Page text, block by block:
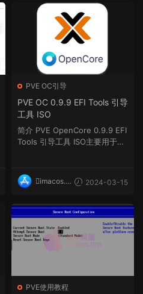
PVE OC引导
PVE OC 0.9.9 EFI Tools 引导
工具 ISO
简介 PVE OpenCore 0.9.9 EFI
Tools 引导工具 ISO主要用于Pr
imacos.t
2024-03-15
PVE使用教程